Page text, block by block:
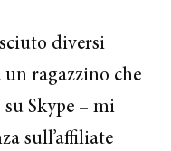
diversi
ragazzino che
Skype – mi
sull’affiliate